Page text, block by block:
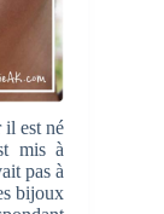
est né
mis à
pas à
bijoux